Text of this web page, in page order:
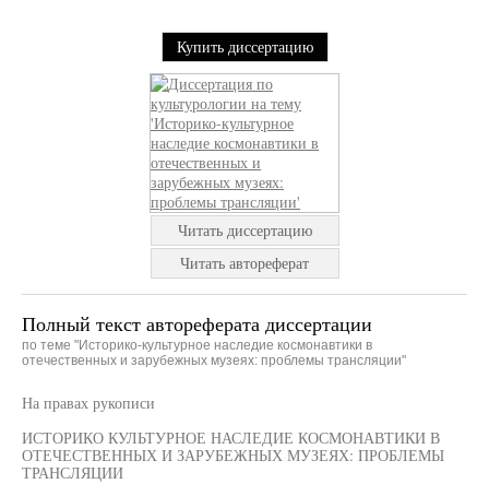
Купить диссертацию
Читать диссертацию
Читать автореферат
Полный текст автореферата диссертации
по теме "Историко-культурное наследие космонавтики в
отечественных и зарубежных музеях: проблемы трансляции"
На правах рукописи
ИСТОРИКО КУЛЬТУРНОЕ НАСЛЕДИЕ КОСМОНАВТИКИ В
ОТЕЧЕСТВЕННЫХ И ЗАРУБЕЖНЫХ МУЗЕЯХ: ПРОБЛЕМЫ
ТРАНСЛЯЦИИ